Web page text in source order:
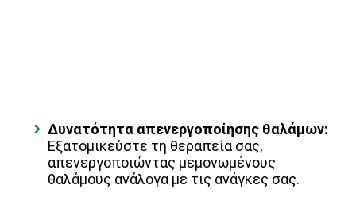
Δυνατότητα απενεργοποίησης θαλάμων:
Εξατομικεύστε τη θεραπεία σας,
απενεργοποιώντας μεμονωμένους
θαλάμους ανάλογα με τις ανάγκες σας.